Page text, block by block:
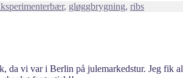
Tags
bær, gløggbrygning, ribs
da vi var i Berlin på julemarkedstur. Jeg